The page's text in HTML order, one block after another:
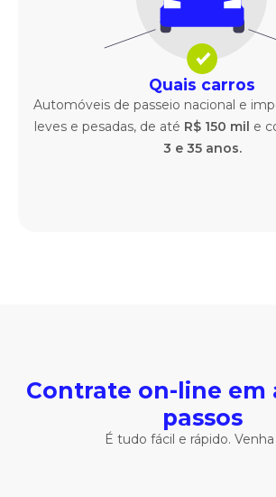
Quais carros
Automóveis de passeio nacional e
leves e pesadas, de até R$ 150 mil e
3 e 35 anos.
Contrate on-line em
passos
É tudo fácil e rápido.